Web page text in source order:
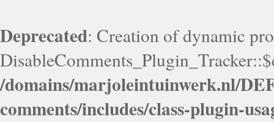
Deprecated: Creation of dynamic
/domains/marjoleintuinwerk.nl/
comments/includes/class-plugin-